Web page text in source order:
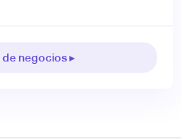
negocios ▸